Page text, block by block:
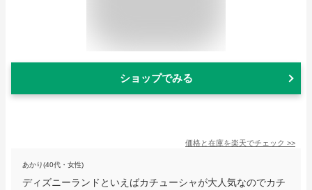
ショップでみる
価格と在庫を楽天でチェック >>
あかり(40代・女性)
ディズニーランドといえばカチューシャが大人気なのでカチ